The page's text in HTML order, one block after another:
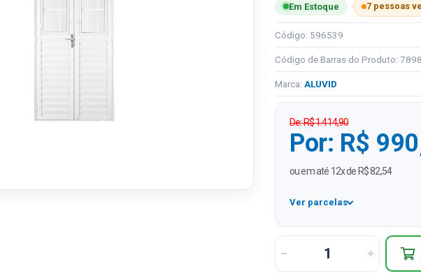
Em Estoque 7 pessoas
Código: 596539
Código de Barras do Produto:
Marca: ALUVID
De: R$ 1.414,90
Por: R$
ou em até 12x de R$ 82,54
Ver parcelas
1x